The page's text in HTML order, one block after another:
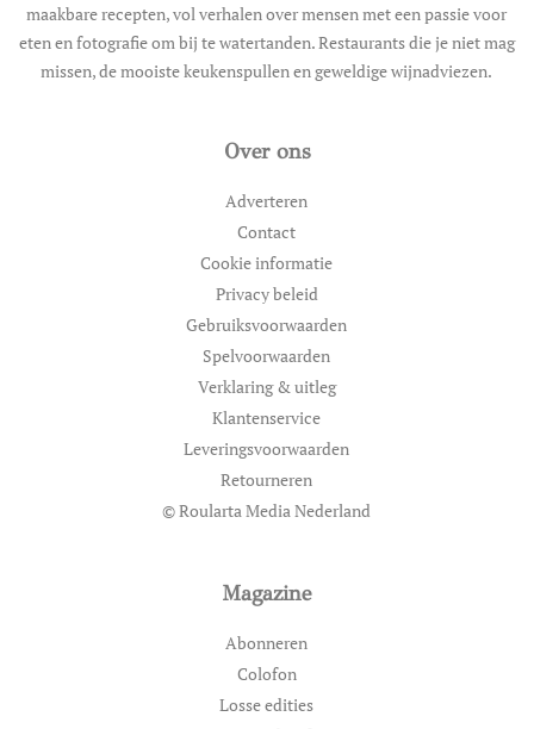
maakbare recepten, vol verhalen over mensen met een passie voor
eten en fotografie om bij te watertanden. Restaurants die je niet mag
missen, de mooiste keukenspullen en geweldige wijnadviezen.
Over ons
Adverteren
Contact
Cookie informatie
Privacy beleid
Gebruiksvoorwaarden
Spelvoorwaarden
Verklaring & uitleg
Klantenservice
Leveringsvoorwaarden
Retourneren
© Roularta Media Nederland
Magazine
Abonneren
Colofon
Losse edities